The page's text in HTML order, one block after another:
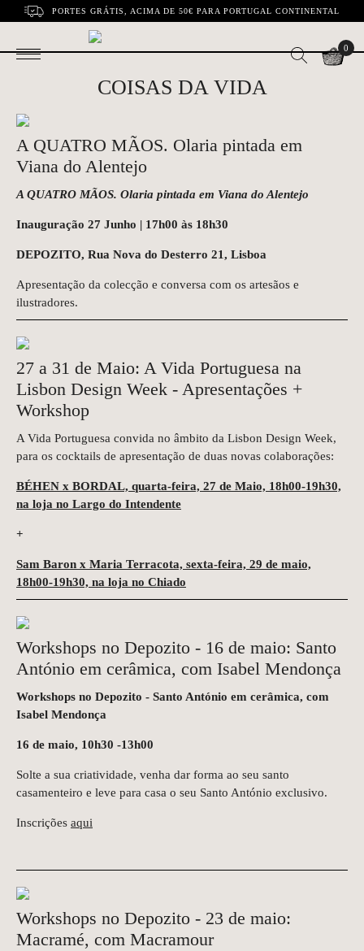
PORTES GRÁTIS, ACIMA DE 50€ PARA PORTUGAL CONTINENTAL
0
COISAS DA VIDA
A QUATRO MÃOS. Olaria pintada em
Viana do Alentejo
A QUATRO MÃOS. Olaria pintada em Viana do Alentejo
Inauguração 27 Junho | 17h00 às 18h30
DEPOZITO, Rua Nova do Desterro 21, Lisboa
Apresentação da colecção e conversa com os artesãos e
ilustradores.
27 a 31 de Maio: A Vida Portuguesa na
Lisbon Design Week - Apresentações +
Workshop
A Vida Portuguesa convida no âmbito da Lisbon Design Week,
para os cocktails de apresentação de duas novas colaborações:
BÉHEN x BORDAL, quarta-feira, 27 de Maio, 18h00-19h30,
na loja no Largo do Intendente
+
Sam Baron x Maria Terracota, sexta-feira, 29 de maio,
18h00-19h30, na loja no Chiado
Workshops no Depozito - 16 de maio: Santo
António em cerâmica, com Isabel Mendonça
Workshops no Depozito - Santo António em cerâmica, com
Isabel Mendonça
16 de maio, 10h30 -13h00
Solte a sua criatividade, venha dar forma ao seu santo
casamenteiro e leve para casa o seu Santo António exclusivo.
Inscrições aqui
Workshops no Depozito - 23 de maio:
Macramé, com Macramour